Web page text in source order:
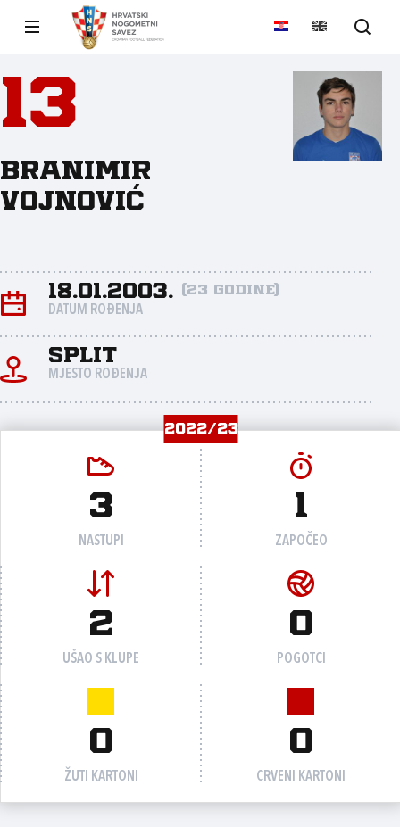
13
Branimir
Vojnović
18.01.2003. (23 godine)
DATUM ROĐENJA
Split
MJESTO ROĐENJA
2022/23
3
NASTUPI
1
ZAPOČEO
2
UŠAO S KLUPE
0
POGOTCI
0
ŽUTI KARTONI
0
CRVENI KARTONI